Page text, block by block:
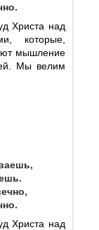
Христа над
которые,
мышление
Мы велим
Христа над